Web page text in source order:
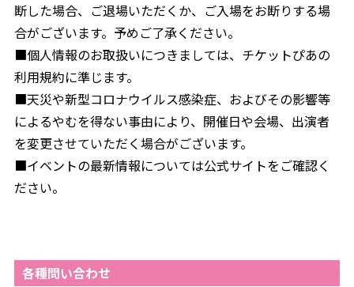
断した場合、ご退場いただくか、ご入場をお断りする場
合がございます。予めご了承ください。
■個人情報のお取扱いにつきましては、チケットぴあの
利用規約に準じます。
■天災や新型コロナウイルス感染症、およびその影響等
によるやむを得ない事由により、開催日や会場、出演者
を変更させていただく場合がございます。
■イベントの最新情報については公式サイトをご確認く
ださい。
各種問い合わせ